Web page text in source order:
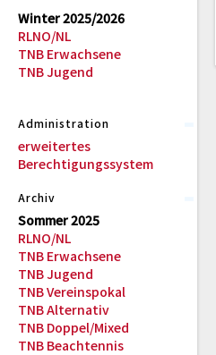
Winter 2025/2026
RLNO/NL
TNB Erwachsene
TNB Jugend
Administration
erweitertes
Berechtigungssystem
Archiv
Sommer 2025
RLNO/NL
TNB Erwachsene
TNB Jugend
TNB Vereinspokal
TNB Alternativ
TNB Doppel/Mixed
TNB Beachtennis